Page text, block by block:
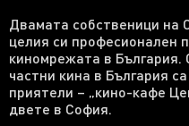
Двамата собственици на
целия си професионален
киномрежата в
частни кина в България
приятели – „кино-кафе
двете в София.